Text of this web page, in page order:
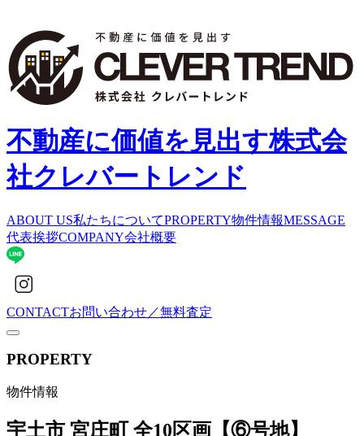
不動産に価値を見出す株式会
社クレバートレンド
ABOUT US私たちについてPROPERTY物件情報MESSAGE
代表挨拶COMPANY会社概要
CONTACTお問い合わせ／無料査定
PROPERTY
物件情報
宇土市 宮庄町 全10区画【⑥号地】